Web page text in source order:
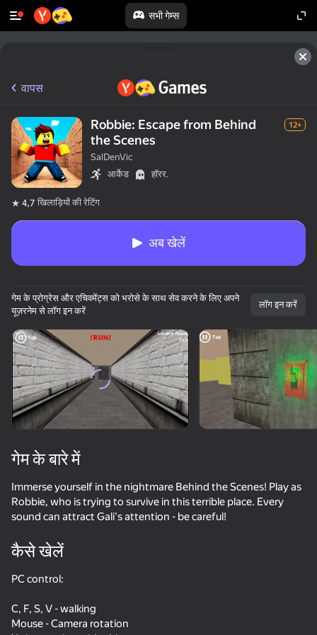
सभी गेम्स
डिवाइस घुमाएँ
यह गेम केवल लैंडस्केप
ओरिएंटेशन का समर्थन करता है
Roblocraft: Zombie Attack
54
वापस
Robbie: Escape from Behind
the Scenes
12+
SalDenVic
आर्केड
हॉरर.
4,7 खिलाड़ियों की रेटिंग
अब खेलें
गेम के प्रोग्रेस और एचिवमेंट्स को भरोसे के साथ सेव करने के लिए अपने
यूज़रनेम से लॉग इन करें
लॉग इन करें
गेम के बारे में
Immerse yourself in the nightmare Behind the Scenes! Play as
Robbie, who is trying to survive in this terrible place. Every
sound can attract Gali's attention - be careful!
कैसे खेलें
PC control:
C, F, S, V - walking
Mouse - Camera rotation